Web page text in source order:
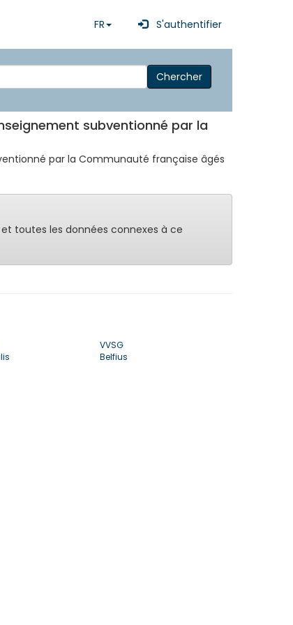
FR S'authentifier
Chercher
subventionné par la
par la Communauté française âgés
toutes les données connexes à ce
VVSG
Belfius